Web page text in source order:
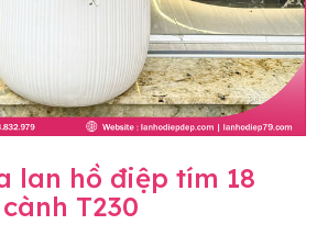
lan hồ điệp tím 18
cành T230